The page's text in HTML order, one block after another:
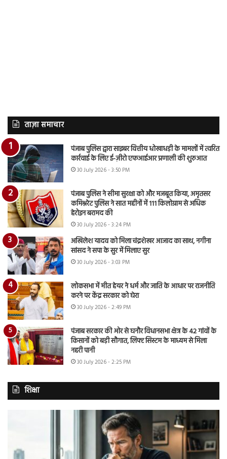
ताज़ा समाचार
पंजाब पुलिस द्वारा साइबर वित्तीय धोखाधड़ी के मामलों में त्वरित
कार्रवाई के लिए ई-ज़ीरो एफआईआर प्रणाली की शुरुआत
30 July 2026 - 3:50 PM
पंजाब पुलिस ने सीमा सुरक्षा को और मजबूत किया, अमृतसर
कमिश्नरेट पुलिस ने सात महीनों में 111 किलोग्राम से अधिक
हेरोइन बरामद की
30 July 2026 - 3:24 PM
अखिलेश यादव को मिला चंद्रशेखर आजाद का साथ, नगीना
सांसद ने सपा के सुर में मिलाए सुर
30 July 2026 - 3:03 PM
लोकसभा में मीत हेयर ने धर्म और जाति के आधार पर राजनीति
करने पर केंद्र सरकार को घेरा
30 July 2026 - 2:49 PM
पंजाब सरकार की ओर से घनौर विधानसभा क्षेत्र के 42 गांवों के
किसानों को बड़ी सौगात, लिफ्ट सिस्टम के माध्यम से मिला
नहरी पानी
30 July 2026 - 2:25 PM
शिक्षा